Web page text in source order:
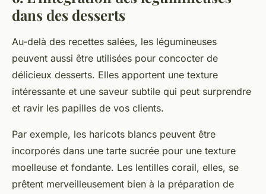
dans des desserts
Au-delà des recettes salées, les légumineuses
peuvent aussi être utilisées pour concocter de
délicieux desserts. Elles apportent une texture
intéressante et une saveur subtile qui peut surprendre
et ravir les papilles de vos clients.
Par exemple, les haricots blancs peuvent être
incorporés dans une tarte sucrée pour une texture
moelleuse et fondante. Les lentilles corail, elles, se
prêtent merveilleusement bien à la préparation de